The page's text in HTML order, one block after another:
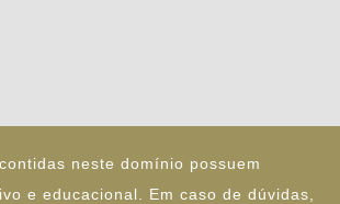
neste domínio possuem
e educacional. Em caso de dúvidas,